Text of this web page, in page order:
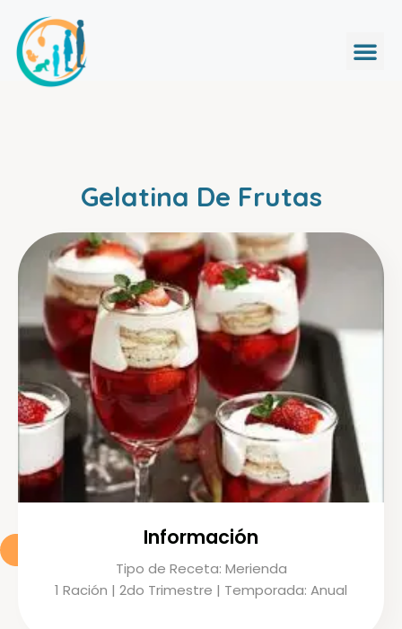
Gelatina De Frutas
Información
Tipo de Receta: Merienda
1 Ración | 2do Trimestre | Temporada: Anual